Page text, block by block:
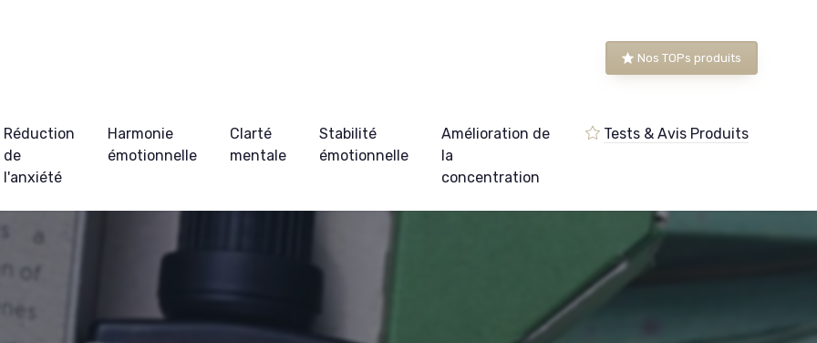
Nos TOPs produits
Réduction
de
l'anxiété
Harmonie
émotionnelle
Clarté
mentale
Stabilité
émotionnelle
Amélioration de
la
concentration
Tests & Avis Produits